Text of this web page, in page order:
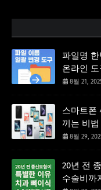
파일명
온라인 도
8월 21,
스마트폰
끼는 비
8월 29,
20년 전
수술비까